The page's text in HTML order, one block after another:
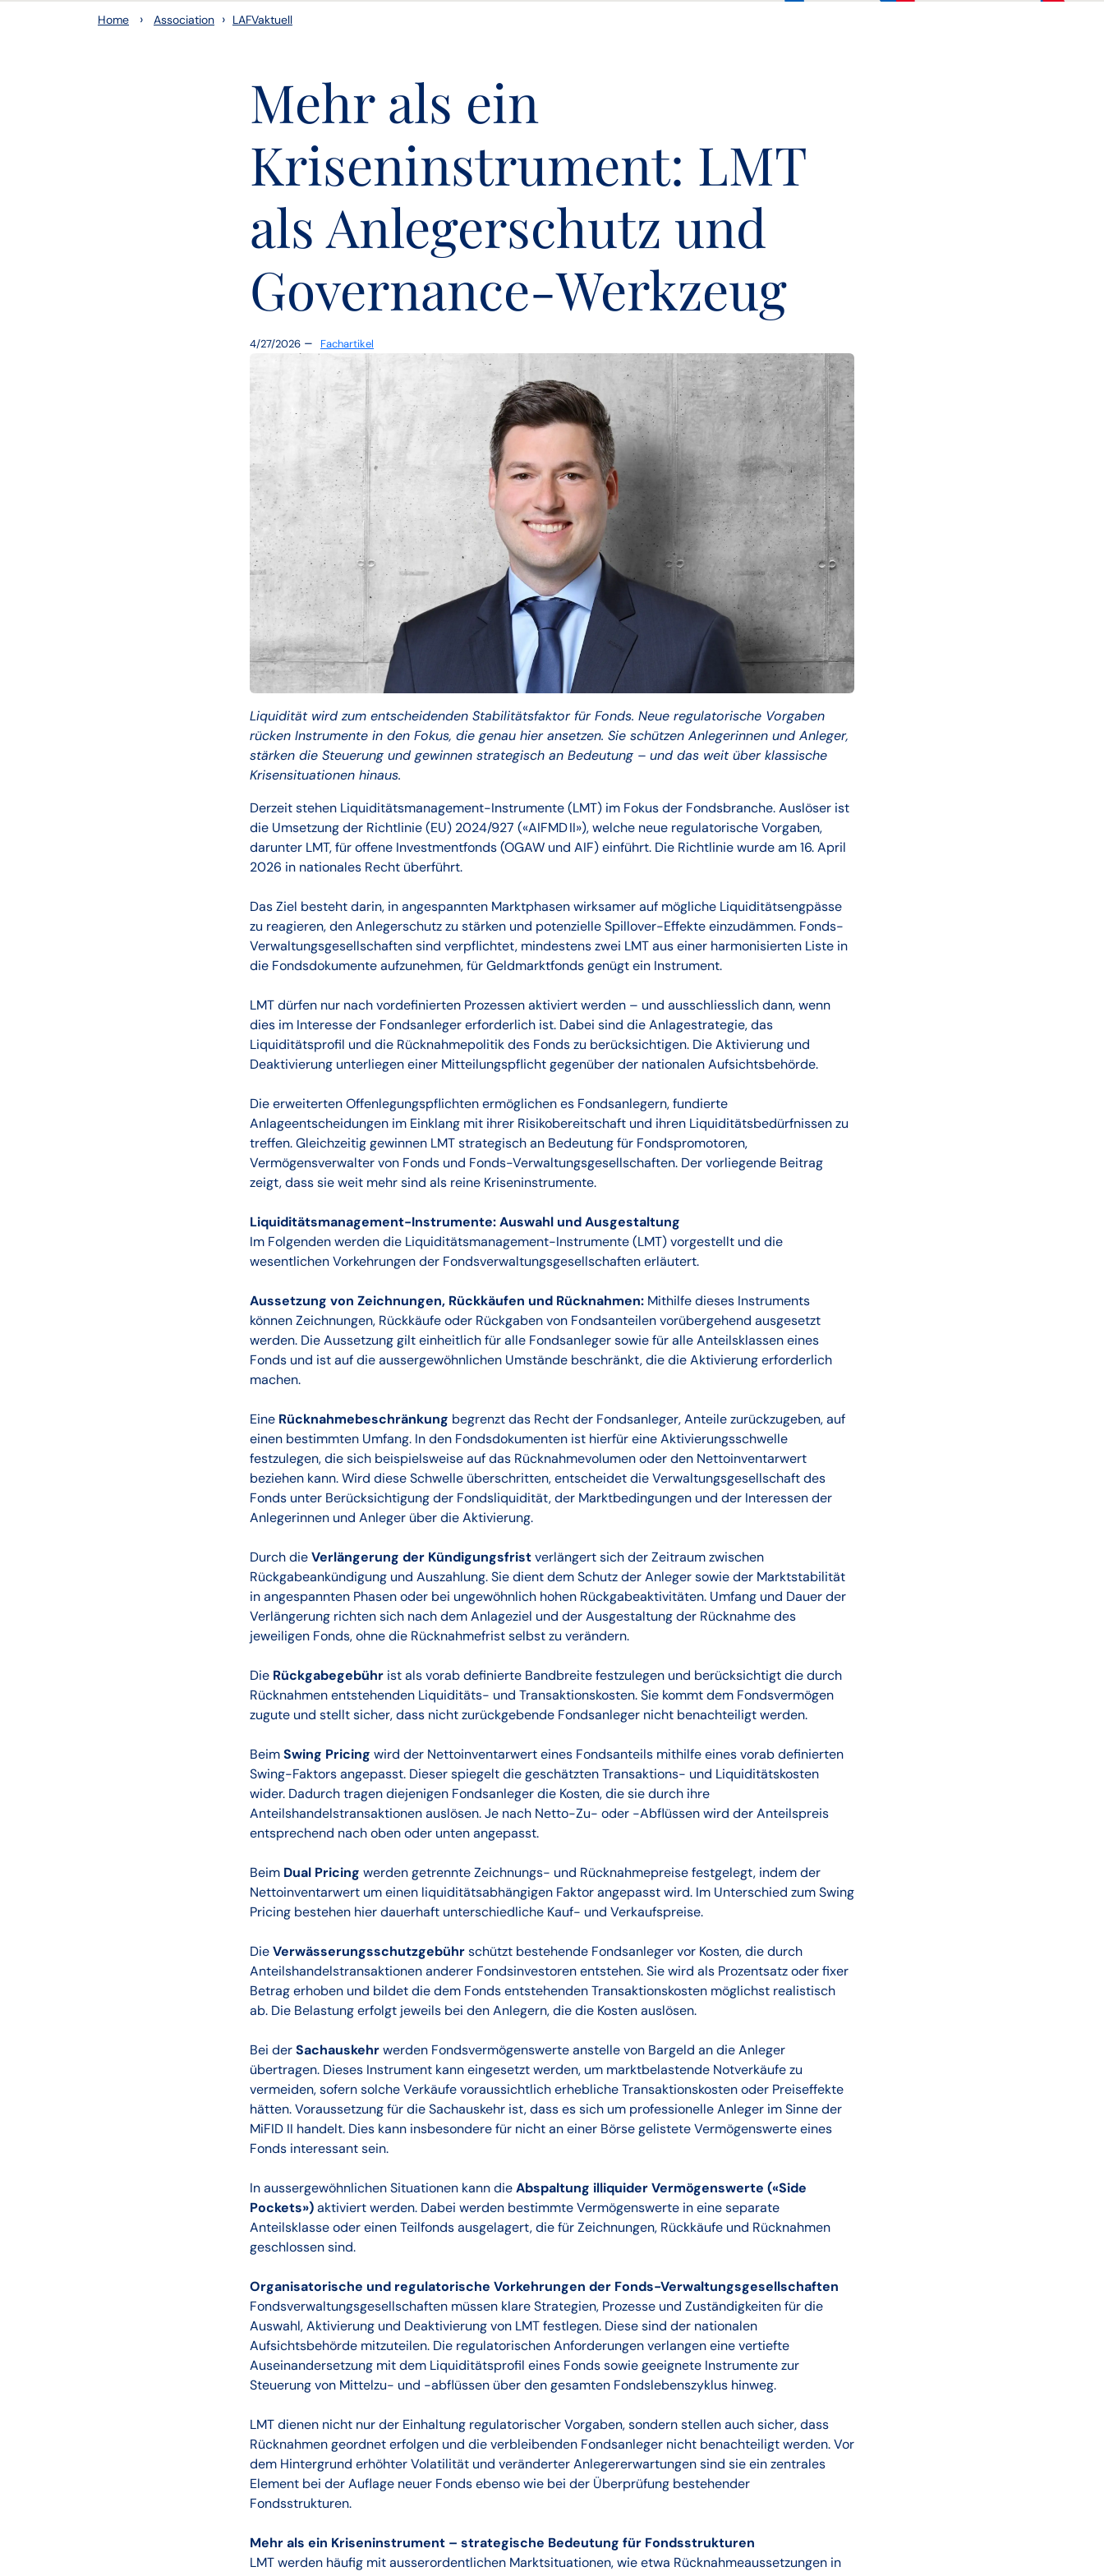
Home › Association › LAFVaktuell
Mehr als ein
Kriseninstrument: LMT
als Anlegerschutz und
Governance-Werkzeug
4/27/2026 – Fachartikel
Liquidität wird zum entscheidenden Stabilitätsfaktor für Fonds. Neue regulatorische Vorgaben
rücken Instrumente in den Fokus, die genau hier ansetzen. Sie schützen Anlegerinnen und Anleger,
stärken die Steuerung und gewinnen strategisch an Bedeutung – und das weit über klassische
Krisensituationen hinaus.
Derzeit stehen Liquiditätsmanagement-Instrumente (LMT) im Fokus der Fondsbranche. Auslöser ist
die Umsetzung der Richtlinie (EU) 2024/927 («AIFMD II»), welche neue regulatorische Vorgaben,
darunter LMT, für offene Investmentfonds (OGAW und AIF) einführt. Die Richtlinie wurde am 16. April
2026 in nationales Recht überführt.
Das Ziel besteht darin, in angespannten Marktphasen wirksamer auf mögliche Liquiditätsengpässe
zu reagieren, den Anlegerschutz zu stärken und potenzielle Spillover-Effekte einzudämmen. Fonds-
Verwaltungsgesellschaften sind verpflichtet, mindestens zwei LMT aus einer harmonisierten Liste in
die Fondsdokumente aufzunehmen, für Geldmarktfonds genügt ein Instrument.
LMT dürfen nur nach vordefinierten Prozessen aktiviert werden – und ausschliesslich dann, wenn
dies im Interesse der Fondsanleger erforderlich ist. Dabei sind die Anlagestrategie, das
Liquiditätsprofil und die Rücknahmepolitik des Fonds zu berücksichtigen. Die Aktivierung und
Deaktivierung unterliegen einer Mitteilungspflicht gegenüber der nationalen Aufsichtsbehörde.
Die erweiterten Offenlegungspflichten ermöglichen es Fondsanlegern, fundierte
Anlageentscheidungen im Einklang mit ihrer Risikobereitschaft und ihren Liquiditätsbedürfnissen zu
treffen. Gleichzeitig gewinnen LMT strategisch an Bedeutung für Fondspromotoren,
Vermögensverwalter von Fonds und Fonds-Verwaltungsgesellschaften. Der vorliegende Beitrag
zeigt, dass sie weit mehr sind als reine Kriseninstrumente.
Liquiditätsmanagement-Instrumente: Auswahl und Ausgestaltung
Im Folgenden werden die Liquiditätsmanagement-Instrumente (LMT) vorgestellt und die
wesentlichen Vorkehrungen der Fondsverwaltungsgesellschaften erläutert.
Aussetzung von Zeichnungen, Rückkäufen und Rücknahmen: Mithilfe dieses Instruments
können Zeichnungen, Rückkäufe oder Rückgaben von Fondsanteilen vorübergehend ausgesetzt
werden. Die Aussetzung gilt einheitlich für alle Fondsanleger sowie für alle Anteilsklassen eines
Fonds und ist auf die aussergewöhnlichen Umstände beschränkt, die die Aktivierung erforderlich
machen.
Eine Rücknahmebeschränkung begrenzt das Recht der Fondsanleger, Anteile zurückzugeben, auf
einen bestimmten Umfang. In den Fondsdokumenten ist hierfür eine Aktivierungsschwelle
festzulegen, die sich beispielsweise auf das Rücknahmevolumen oder den Nettoinventarwert
beziehen kann. Wird diese Schwelle überschritten, entscheidet die Verwaltungsgesellschaft des
Fonds unter Berücksichtigung der Fondsliquidität, der Marktbedingungen und der Interessen der
Anlegerinnen und Anleger über die Aktivierung.
Durch dieVerlängerung der Kündigungsfristverlängert sich der Zeitraum zwischen
Rückgabeankündigung und Auszahlung. Sie dient dem Schutz der Anleger sowie der Marktstabilität
in angespannten Phasen oder bei ungewöhnlich hohen Rückgabeaktivitäten. Umfang und Dauer der
Verlängerung richten sich nach dem Anlageziel und der Ausgestaltung der Rücknahme des
jeweiligen Fonds, ohne die Rücknahmefrist selbst zu verändern.
Die Rückgabegebühr ist als vorab definierte Bandbreite festzulegen und berücksichtigt die durch
Rücknahmen entstehenden Liquiditäts- und Transaktionskosten. Sie kommt dem Fondsvermögen
zugute und stellt sicher, dass nicht zurückgebende Fondsanleger nicht benachteiligt werden.
BeimSwing Pricing wird der Nettoinventarwert eines Fondsanteils mithilfe eines vorab definierten
Swing-Faktors angepasst. Dieser spiegelt die geschätzten Transaktions- und Liquiditätskosten
wider. Dadurch tragen diejenigen Fondsanleger die Kosten, die sie durch ihre
Anteilshandelstransaktionen auslösen. Je nach Netto-Zu- oder -Abflüssen wird der Anteilspreis
entsprechend nach oben oder unten angepasst.
Beim Dual Pricing werden getrennte Zeichnungs- und Rücknahmepreise festgelegt, indem der
Nettoinventarwert um einen liquiditätsabhängigen Faktor angepasst wird. Im Unterschied zum Swing
Pricing bestehen hier dauerhaft unterschiedliche Kauf- und Verkaufspreise.
DieVerwässerungsschutzgebührschützt bestehende Fondsanleger vor Kosten, die durch
Anteilshandelstransaktionen anderer Fondsinvestoren entstehen. Sie wird als Prozentsatz oder fixer
Betrag erhoben und bildet die dem Fonds entstehenden Transaktionskosten möglichst realistisch
ab. Die Belastung erfolgt jeweils bei den Anlegern, die die Kosten auslösen.
Bei derSachauskehrwerden Fondsvermögenswerte anstelle von Bargeld an die Anleger
übertragen. Dieses Instrument kann eingesetzt werden, um marktbelastende Notverkäufe zu
vermeiden, sofern solche Verkäufe voraussichtlich erhebliche Transaktionskosten oder Preiseffekte
hätten. Voraussetzung für die Sachauskehr ist, dass es sich um professionelle Anleger im Sinne der
MiFID II handelt. Dies kann insbesondere für nicht an einer Börse gelistete Vermögenswerte eines
Fonds interessant sein.
In aussergewöhnlichen Situationen kann dieAbspaltung illiquider Vermögenswerte («Side
Pockets»)aktiviert werden. Dabei werden bestimmte Vermögenswerte in eine separate
Anteilsklasse oder einen Teilfonds ausgelagert, die für Zeichnungen, Rückkäufe und Rücknahmen
geschlossen sind.
Organisatorische und regulatorische Vorkehrungen der Fonds-Verwaltungsgesellschaften
Fondsverwaltungsgesellschaften müssen klare Strategien, Prozesse und Zuständigkeiten für die
Auswahl, Aktivierung und Deaktivierung von LMT festlegen. Diese sind der nationalen
Aufsichtsbehörde mitzuteilen. Die regulatorischen Anforderungen verlangen eine vertiefte
Auseinandersetzung mit dem Liquiditätsprofil eines Fonds sowie geeignete Instrumente zur
Steuerung von Mittelzu- und -abflüssen über den gesamten Fondslebenszyklus hinweg.
LMT dienen nicht nur der Einhaltung regulatorischer Vorgaben, sondern stellen auch sicher, dass
Rücknahmen geordnet erfolgen und die verbleibenden Fondsanleger nicht benachteiligt werden. Vor
dem Hintergrund erhöhter Volatilität und veränderter Anlegererwartungen sind sie ein zentrales
Element bei der Auflage neuer Fonds ebenso wie bei der Überprüfung bestehender
Fondsstrukturen.
Mehr als ein Kriseninstrument – strategische Bedeutung für Fondsstrukturen
LMT werden häufig mit ausserordentlichen Marktsituationen, wie etwa Rücknahmeaussetzungen in